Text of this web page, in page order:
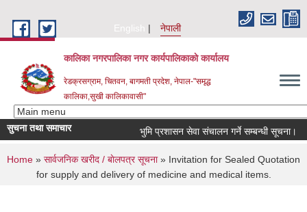
English
नेपाली
कालिका नगरपालिका नगर कार्यपालिकाकाे कार्यालय
रेडक्रसग्राम, चितवन, बागमती प्रदेश, नेपाल-"समृद्ध
कालिका,सुखी कालिकावासी"
सुचना तथा समाचार भुमि प्रशासन सेवा संचालन गर्ने सम्बन्धी सूचना।
You are here
Home » सार्वजनिक खरीद / बाेलपत्र सूचना» Invitation for Sealed Quotation
for supply and delivery of medicine and medical items.